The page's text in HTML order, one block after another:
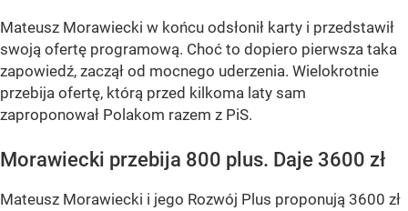
Mateusz Morawiecki w końcu odsłonił karty i przedstawił
swoją ofertę programową. Choć to dopiero pierwsza taka
zapowiedź, zaczął od mocnego uderzenia. Wielokrotnie
przebija ofertę, którą przed kilkoma laty sam
zaproponował Polakom razem z PiS.
Morawiecki przebija 800 plus. Daje 3600 zł
Mateusz Morawiecki i jego Rozwój Plus proponują 3600 zł